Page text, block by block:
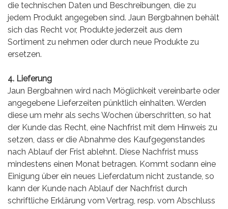
die technischen Daten und Beschreibungen, die zu
jedem Produkt angegeben sind. Jaun Bergbahnen behält
sich das Recht vor, Produkte jederzeit aus dem
Sortiment zu nehmen oder durch neue Produkte zu
ersetzen.
4. Lieferung
Jaun Bergbahnen wird nach Möglichkeit vereinbarte oder
angegebene Lieferzeiten pünktlich einhalten. Werden
diese um mehr als sechs Wochen überschritten, so hat
der Kunde das Recht, eine Nachfrist mit dem Hinweis zu
setzen, dass er die Abnahme des Kaufgegenstandes
nach Ablauf der Frist ablehnt. Diese Nachfrist muss
mindestens einen Monat betragen. Kommt sodann eine
Einigung über ein neues Lieferdatum nicht zustande, so
kann der Kunde nach Ablauf der Nachfrist durch
schriftliche Erklärung vom Vertrag, resp. vom Abschluss